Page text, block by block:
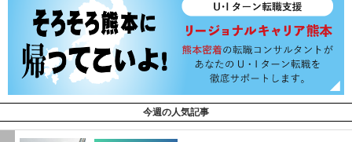
今週の人気記事